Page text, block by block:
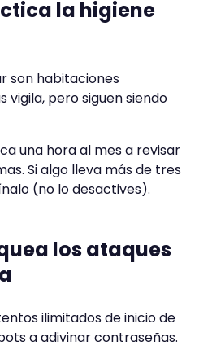
la higiene
son habitaciones
vigila, pero siguen siendo
una hora al mes a revisar
Si algo lleva más de tres
(no lo desactives).
los ataques
ilimitados de inicio de
a adivinar contraseñas.